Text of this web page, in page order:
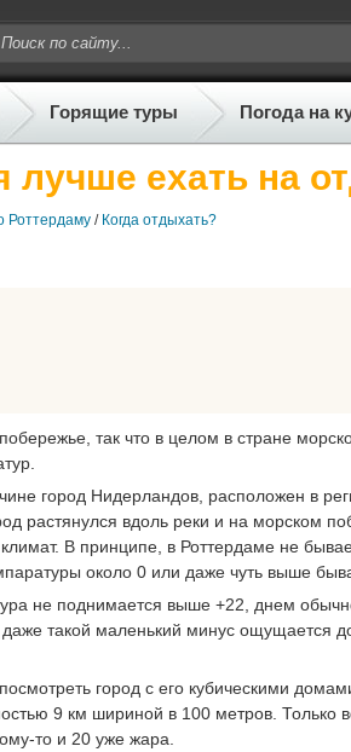
Горящие туры Погода на
лучше ехать на
Роттердаму / Когда отдыхать?
так что в целом в стране
город Нидерландов, расположен в
растянулся вдоль реки и на морском
В принципе, в Роттердаме не
около 0 или даже чуть выше
не поднимается выше +22, днем
такой маленький минус ощущается
город с его кубическими
9 км шириной в 100 метров. Только
то и 20 уже жара.